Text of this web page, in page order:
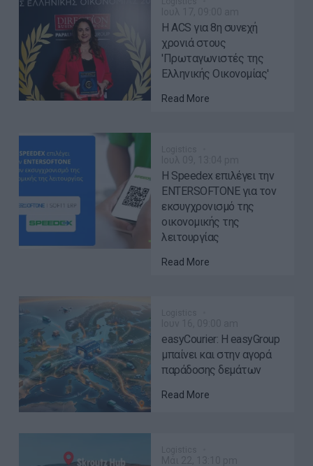
H ACS για 8η συνεχή
χρονιά στους
'Πρωταγωνιστές της
Ελληνικής Οικονομίας'
Read More
Η Speedex επιλέγει την
ENTERSOFTONE για τον
εκσυγχρονισμό της
οικονομικής της
λειτουργίας
Read More
easyCourier: Η easyGroup
μπαίνει και στην αγορά
παράδοσης δεμάτων
Read More